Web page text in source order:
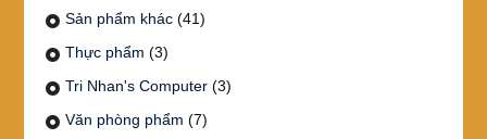
Sản phẩm khác (41)
Thực phẩm (3)
Tri Nhan's Computer (3)
Văn phòng phẩm (7)